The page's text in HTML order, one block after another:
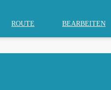
ROUTE BEARBEITEN